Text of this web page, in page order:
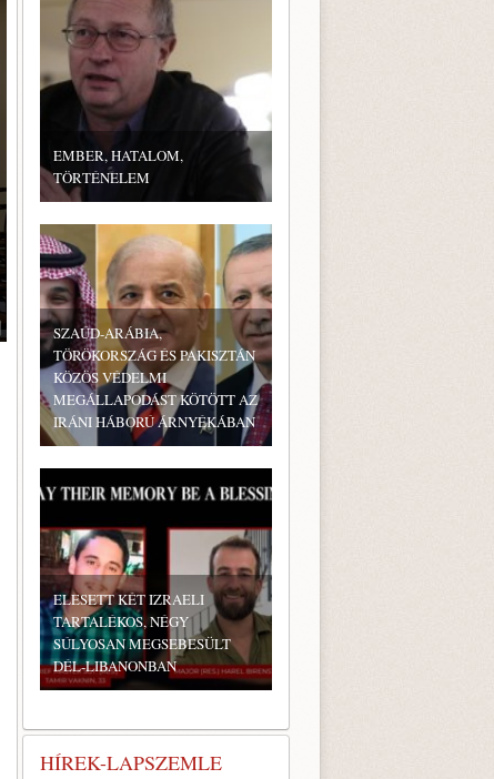
EMBER, HATALOM,
TÖRTÉNELEM
SZAÚD-ARÁBIA,
TÖRÖKORSZÁG ÉS PAKISZTÁN
KÖZÖS VÉDELMI
MEGÁLLAPODÁST KÖTÖTT AZ
IRÁNI HÁBORÚ ÁRNYÉKÁBAN
ELESETT KÉT IZRAELI
TARTALÉKOS, NÉGY
SÚLYOSAN MEGSEBESÜLT
DÉL-LIBANONBAN
HÍREK-LAPSZEMLE